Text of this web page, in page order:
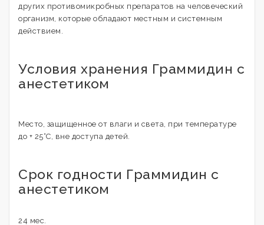
других противомикробных препаратов на человеческий
организм, которые обладают местным и системным
действием.
Условия хранения Граммидин с
анестетиком
Место, защищенное от влаги и света, при температуре
до + 25°C, вне доступа детей.
Срок годности Граммидин с
анестетиком
24 мес.